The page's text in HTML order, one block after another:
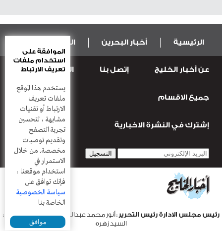
الرئيسية أخبار البحرين المال و الاقتصاد
عربية ودولية الرياضة
قضـايــا وحـــوادث أعمدة
عن أخبار الخليج إتصل بنا المطبعة
جميع الاقسام
إشترك في النشرة الاخبارية
رئيس مجلس الادارة رئيس التحرير : أنور محمد عبدالرحمن |مدير التحرير :
السيد زهره
الموافقة على
استخدام ملفات
تعريف الارتباط
يستخدم هذا الموقع
ملفات تعريف
الارتباط أو تقنيات
مشابهة ، لتحسين
تجربة التصفح
وتقديم توصيات
مخصصة. من خلال
الاستمرار في
استخدام موقعنا ،
فإنك توافق على
سياسة الخصوصية
الخاصة بنا
موافق